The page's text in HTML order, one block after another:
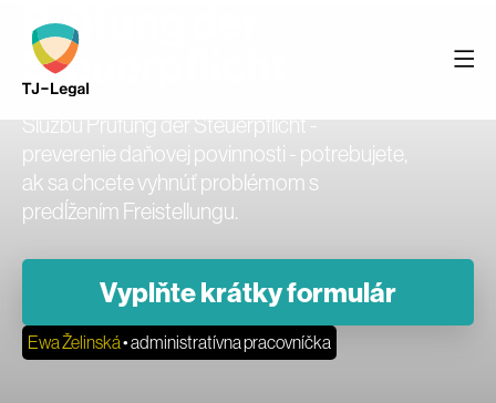
Prüfung der
Steuerpflicht
Službu Prüfung der Steuerpflicht -
preverenie daňovej povinnosti - potrebujete,
ak sa chcete vyhnúť problémom s
predĺžením Freistellungu.
Vyplňte krátky formulár
Ewa Želinská• administratívna pracovníčka